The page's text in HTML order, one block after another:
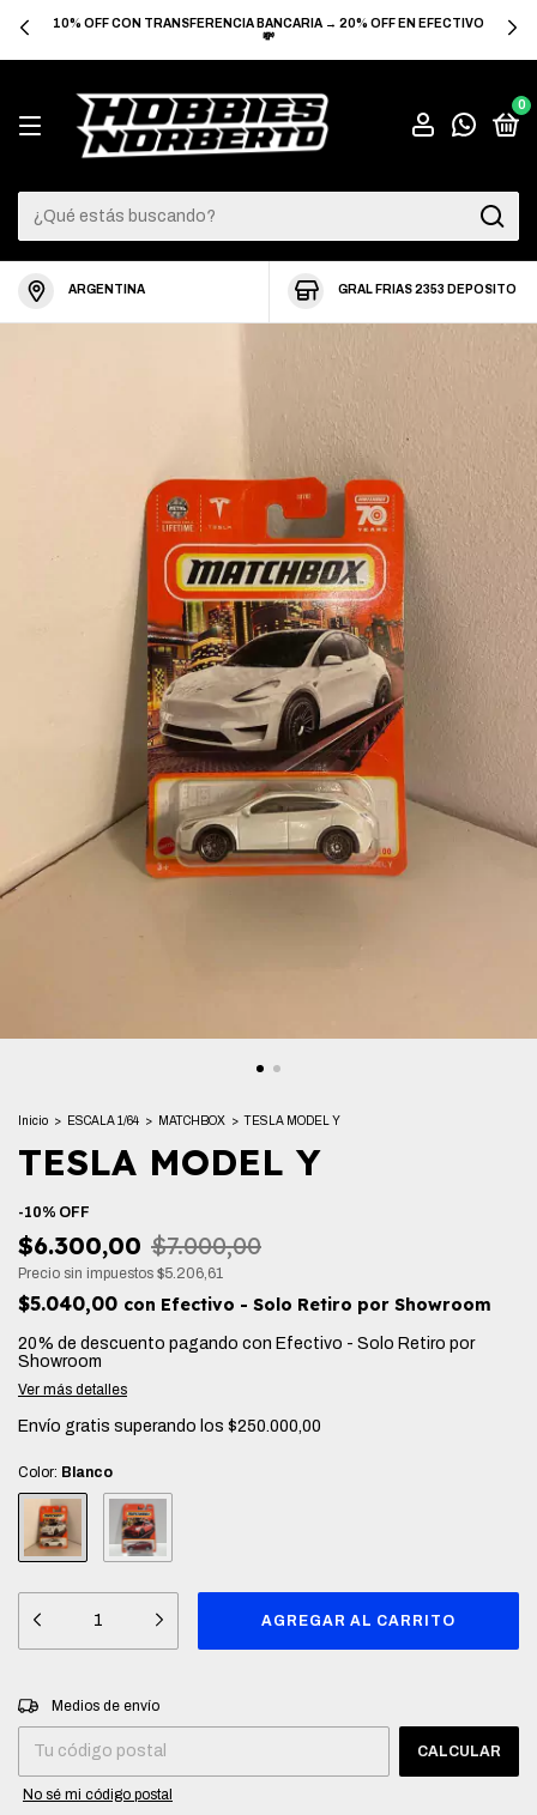
10% OFF CON TRANSFERENCIA BANCARIA → 20% OFF EN EFECTIVO
💸
0
ARGENTINA GRAL FRIAS 2353 DEPOSITO
Inicio > ESCALA 1/64 > MATCHBOX > TESLA MODEL Y
TESLA MODEL Y
-10% OFF
$6.300,00 $7.000,00
Precio sin impuestos $5.206,61
$5.040,00 con Efectivo - Solo Retiro por Showroom
20% de descuento pagando con Efectivo - Solo Retiro por
Showroom
Ver más detalles
Envío gratis superando los $250.000,00
Color: Blanco
Entregas para el CP:
Medios de envío
CALCULAR
No sé mi código postal